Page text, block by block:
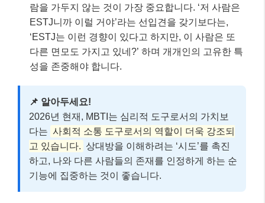
하고, 나와 다른 사람들의 존재를 인정하게 하는 순
기능에 집중하는 것이 좋습니다.
📚
제 주변에도 MBTI를 통해 연인 관계에서 서로를 더 잘
이해하게 된 사례가 많아요. 예를 들어 볼까요?